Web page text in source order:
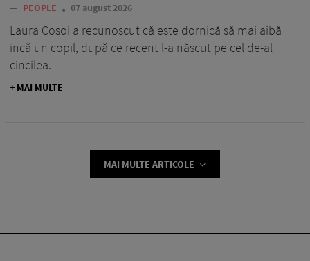
— PEOPLE 07 august 2026
Laura Cosoi a recunoscut că este dornică să mai aibă
încă un copil, după ce recent l-a născut pe cel de-al
cincilea.
+ MAI MULTE
MAI MULTE ARTICOLE